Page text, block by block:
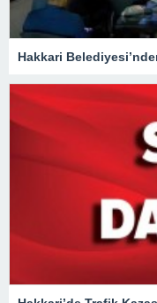
Hakkari